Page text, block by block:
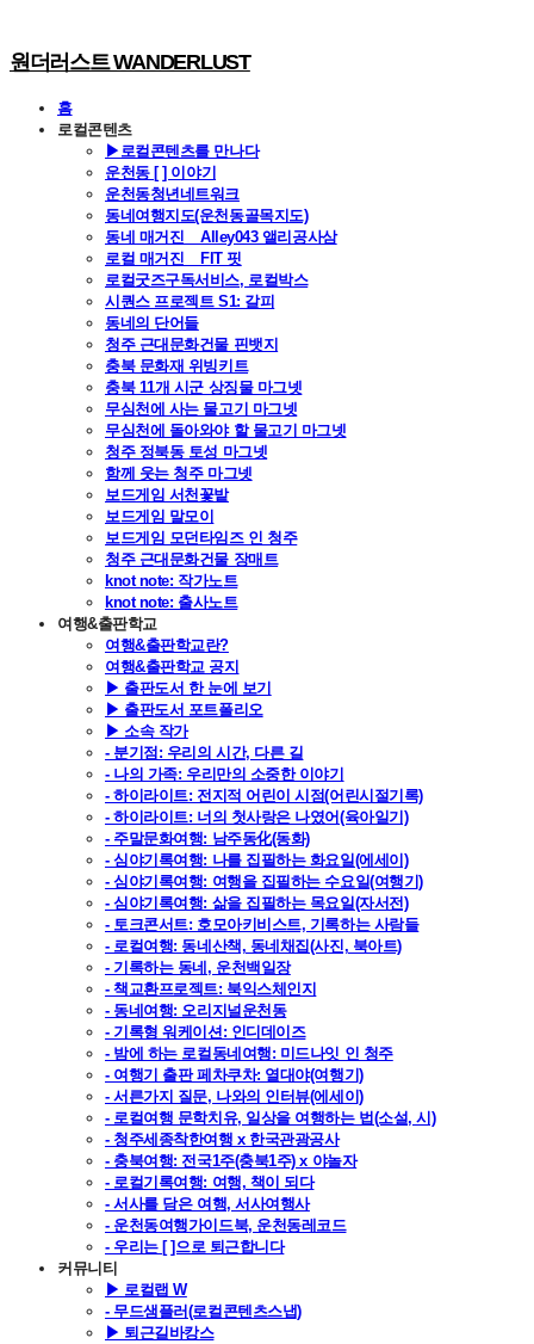
원더러스트 WANDERLUST
홈
로컬콘텐츠
▶로컬콘텐츠를 만나다
운천동 [ ] 이야기
운천동청년네트워크
동네여행지도(운천동골목지도)
동네 매거진 _ Alley043 앨리공사삼
로컬 매거진 _ FIT 핏
로컬굿즈구독서비스, 로컬박스
시퀀스 프로젝트 S1: 갈피
동네의 단어들
청주 근대문화건물 핀뱃지
충북 문화재 위빙키트
충북 11개 시군 상징물 마그넷
무심천에 사는 물고기 마그넷
무심천에 돌아와야 할 물고기 마그넷
청주 정북동 토성 마그넷
함께 웃는 청주 마그넷
보드게임 서천꽃밭
보드게임 말모이
보드게임 모던타임즈 인 청주
청주 근대문화건물 장매트
knot note: 작가노트
knot note: 출사노트
여행&출판학교
여행&출판학교란?
여행&출판학교 공지
▶ 출판도서 한 눈에 보기
▶ 출판도서 포트폴리오
▶ 소속 작가
- 분기점: 우리의 시간, 다른 길
- 나의 가족: 우리만의 소중한 이야기
- 하이라이트: 전지적 어린이 시점(어린시절기록)
- 하이라이트: 너의 첫사랑은 나였어(육아일기)
- 주말문화여행: 남주동化(동화)
- 심야기록여행: 나를 집필하는 화요일(에세이)
- 심야기록여행: 여행을 집필하는 수요일(여행기)
- 심야기록여행: 삶을 집필하는 목요일(자서전)
- 토크콘서트: 호모아키비스트, 기록하는 사람들
- 로컬여행: 동네산책, 동네채집(사진, 북아트)
- 기록하는 동네, 운천백일장
- 책교환프로젝트: 북익스체인지
- 동네여행: 오리지널운천동
- 기록형 워케이션: 인디데이즈
- 밤에 하는 로컬동네여행: 미드나잇 인 청주
- 여행기 출판 페차쿠차: 열대야(여행기)
- 서른가지 질문, 나와의 인터뷰(에세이)
- 로컬여행 문학치유, 일상을 여행하는 법(소설, 시)
- 청주세종착한여행 x 한국관광공사
- 충북여행: 전국1주(충북1주) x 야놀자
- 로컬기록여행: 여행, 책이 되다
- 서사를 담은 여행, 서사여행사
- 운천동여행가이드북, 운천동레코드
- 우리는 [ ]으로 퇴근합니다
커뮤니티
▶ 로컬랩 W
- 무드샘플러(로컬콘텐츠스냅)
▶ 퇴근길바캉스